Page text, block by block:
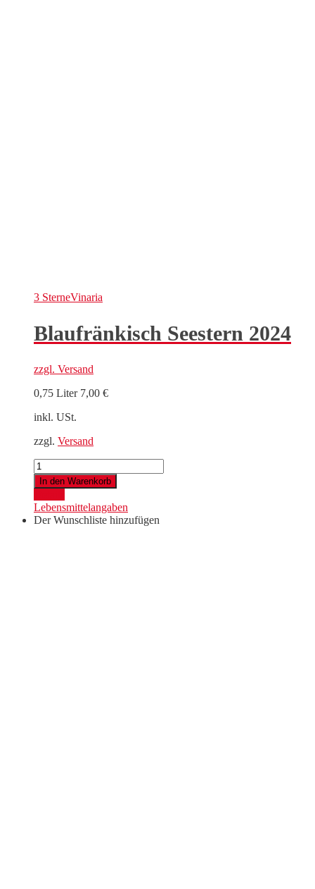
3 SterneVinaria
Blaufränkisch Seestern 2024
zzgl. Versand
0,75 Liter 7,00 €
inkl. USt.
zzgl. Versand
Blaufränkisch
Seestern
2024
Menge
In den Warenkorb
Lebensmittelangaben
Der Wunschliste hinzufügen